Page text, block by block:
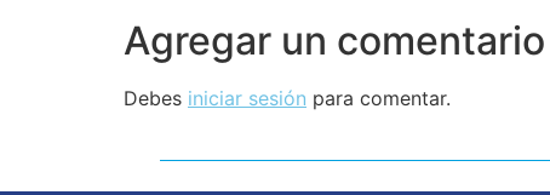
Agregar un comentario
Debes iniciar sesión para comentar.